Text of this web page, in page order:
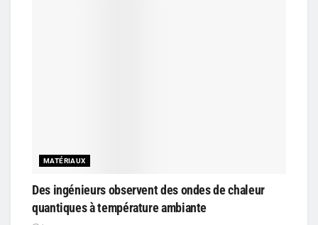
MATÉRIAUX
Des ingénieurs observent des ondes de chaleur
quantiques à température ambiante